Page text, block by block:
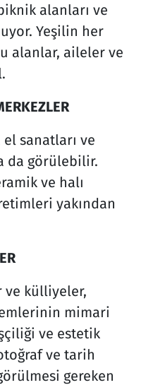
alanları ve
Yeşilin her
alanlar, aileler ve
sanatları ve
da görülebilir.
ve halı
yakından
ve külliyeler,
mimari
ve estetik
ve tarih
gereken